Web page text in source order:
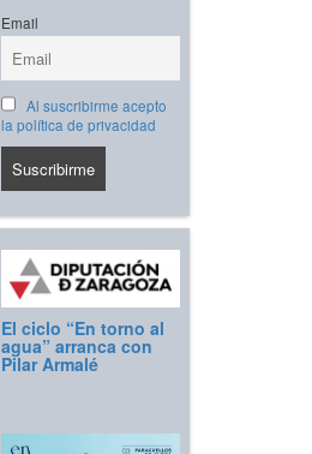
Email
Al suscribirme acepto
la política de privacidad
El ciclo “En torno al
agua” arranca con
Pilar Armalé